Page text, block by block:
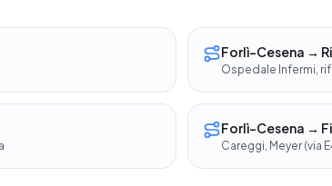
Forlì-Cesena →
Ospedale Infermi,
Forlì-Cesena →
Careggi, Meyer (via